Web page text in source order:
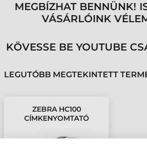
MEGBÍZHAT BENNÜNK!
VÁSÁRLÓINK
KÖVESSE BE YOUTUBE
LEGUTÓBB MEGTEKINTETT
ZEBRA HC100
CÍMKENYOMTATÓ